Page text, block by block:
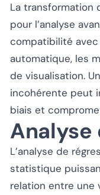
La transformation
pour l’analyse
compatibilité avec
automatique, les
de visualisation.
incohérente peut
biais et
Analyse
L’analyse de
statistique
relation entre une